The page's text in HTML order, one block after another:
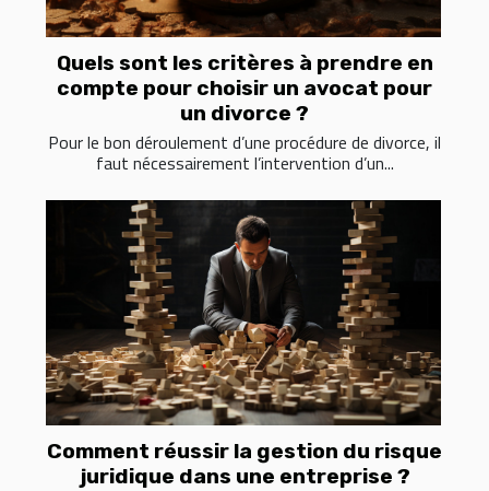
Quels sont les critères à prendre en
compte pour choisir un avocat pour
un divorce ?
Pour le bon déroulement d’une procédure de divorce, il
faut nécessairement l’intervention d’un...
Comment réussir la gestion du risque
juridique dans une entreprise ?